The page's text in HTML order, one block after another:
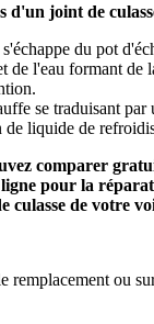
d'un joint de
du pot
de l'eau formant de
se traduisant par
de liquide de
comparer
pour la
culasse de votre
remplacement ou